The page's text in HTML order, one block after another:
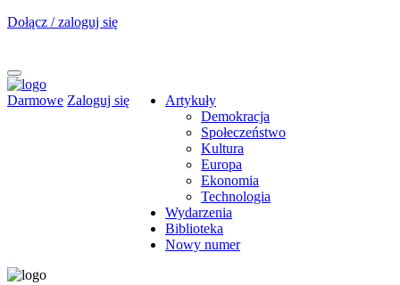
Dołącz / zaloguj się
Darmowe Zaloguj się
Artykuły
Demokracja
Społeczeństwo
Kultura
Europa
Ekonomia
Technologia
Wydarzenia
Biblioteka
Nowy numer